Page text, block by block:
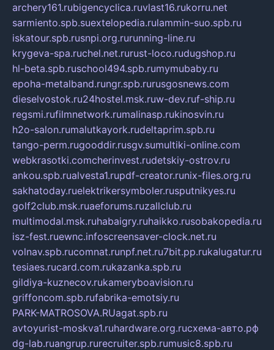
archery161.rubigencyclica.ruvlast16.rukorru.net
sarmiento.spb.suextelopedia.rulammin-suo.spb.ru
iskatour.spb.rusnpi.org.rurunning-line.ru
krygeva-spa.ruchel.net.rurust-loco.rudugshop.ru
hl-beta.spb.ruschool494.spb.rumymubaby.ru
epoha-metalband.rungr.spb.rurusgosnews.com
dieselvostok.ru24hostel.msk.ruw-dev.ruf-ship.ru
regsmi.rufilmnetwork.rumalinasp.rukinosvin.ru
h2o-salon.rumalutkayork.rudeltaprim.spb.ru
tango-perm.rugooddir.rusgv.sumultiki-online.com
webkrasotki.comcherinvest.rudetskiy-ostrov.ru
ankou.spb.rualvesta1.rupdf-creator.runix-files.org.ru
sakhatoday.ruelektrikersymboler.rusputnikyes.ru
golf2club.msk.ruaeforums.ruzallclub.ru
multimodal.msk.ruhabaigry.ruhaikko.rusobakopedia.ru
isz-fest.ruewnc.infoscreensaver-clock.net.ru
volnav.spb.rucomnat.runpf.net.ru7bit.pp.rukalugatur.ru
tesiaes.rucard.com.rukazanka.spb.ru
gildiya-kuznecov.rukameryboavision.ru
griffoncom.spb.rufabrika-emotsiy.ru
PARK-MATROSOVA.RUagat.spb.ru
avtoyurist-moskva1.ruhardware.org.ruсхема-авто.рф
dg-lab.ruangrup.rurecruiter.spb.rumusic8.spb.ru